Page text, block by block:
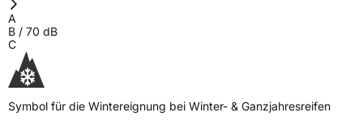
A
B / 70 dB
C
Symbol für die Wintereignung bei Winter- & Ganzjahresreifen